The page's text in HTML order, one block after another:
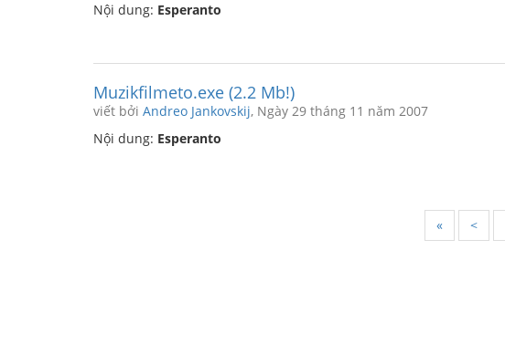
Nội dung: Esperanto
Muzikfilmeto.exe (2.2 Mb!)
viết bởi Andreo Jankovskij, Ngày 29 tháng 11 năm 2007
Nội dung: Esperanto
« <